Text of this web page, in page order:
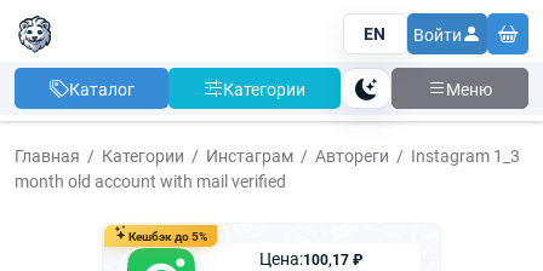
EN Войти
Каталог Категории Тема Меню
Главная Категории Инстаграм Автореги
Instagram 1_3
month old account with mail verified
Кешбэк до 5%
Цена:100,17 ₽